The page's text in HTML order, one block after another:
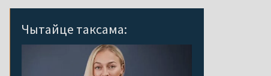
Чытайце таксама: